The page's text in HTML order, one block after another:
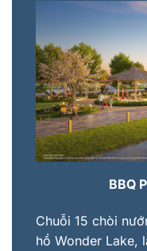
BBQ
Chuỗi 15 chòi
hồ Wonder Lake,